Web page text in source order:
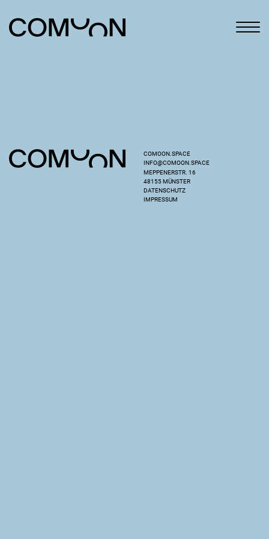
COMOON.SPACE
INFO@COMOON.SPACE
MEPPENERSTR. 16
48155 MÜNSTER
DATENSCHUTZ
IMPRESSUM